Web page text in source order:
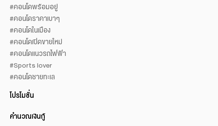
#คอนโดพร้อมอยู่
#คอนโดราคาเบาๆ
#คอนโดในเมือง
#คอนโดเปิดขายใหม่
#คอนโดแนวรถไฟฟ้า
#Sports lover
#คอนโดชายทะเล
โปรโมชั่น
คำนวณเงินกู้